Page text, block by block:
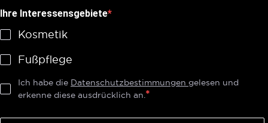
Ihre Interessensgebiete
Kosmetik
Fußpflege
Ich habe die Datenschutzbestimmungen gelesen und
erkenne diese ausdrücklich an.